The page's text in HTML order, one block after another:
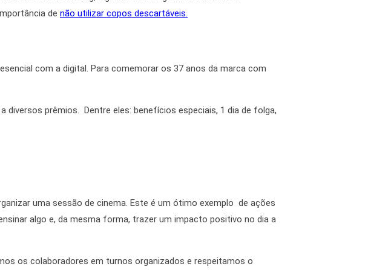
de não utilizar copos descartáveis.
com a digital. Para comemorar os 37 anos da marca com
prêmios. Dentre eles: benefícios especiais, 1 dia de folga,
uma sessão de cinema. Este é um ótimo exemplo de ações
algo e, da mesma forma, trazer um impacto positivo no dia a
os colaboradores em turnos organizados e respeitamos o